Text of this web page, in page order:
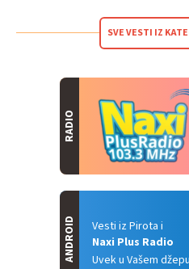
SVE VESTI IZ
RADIO
Vesti iz Pirota i
Naxi Plus Radio
Uvek u Vašem
ANDROID